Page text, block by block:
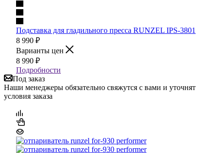
Подставка для гладильного пресса RUNZEL IPS-3801
8 990 ₽
Варианты цен
8 990 ₽
Подробности
Под заказ
Наши менеджеры обязательно свяжутся с вами и уточнят
условия заказа